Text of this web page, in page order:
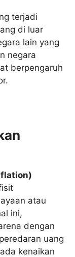
terjadi
di luar
lain yang
negara
berpengaruh
atau
ini,
dengan
uang
kenaikan